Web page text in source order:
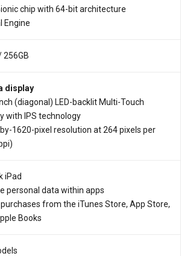
chip with 64-bit architecture
Engine
256GB
display
(diagonal) LED-backlit Multi-Touch
with IPS technology
1620-pixel resolution at 264 pixels per
iPad
personal data within apps
purchases from the iTunes Store, App Store,
Books